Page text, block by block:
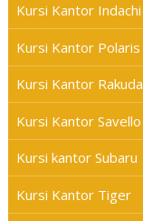
Kursi Kantor Indachi
Kursi Kantor Polaris
Kursi Kantor Rakuda
Kursi Kantor Savello
Kursi kantor Subaru
Kursi Kantor Tiger